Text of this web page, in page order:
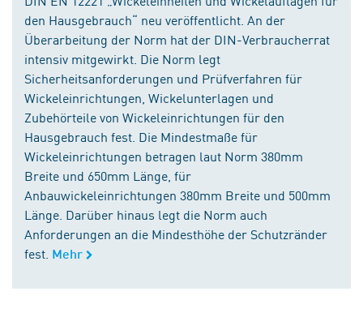
den Hausgebrauch“ neu veröffentlicht. An der
Überarbeitung der Norm hat der DIN-Verbraucherrat
intensiv mitgewirkt. Die Norm legt
Sicherheitsanforderungen und Prüfverfahren für
Wickeleinrichtungen, Wickelunterlagen und
Zubehörteile von Wickeleinrichtungen für den
Hausgebrauch fest. Die Mindestmaße für
Wickeleinrichtungen betragen laut Norm 380mm
Breite und 650mm Länge, für
Anbauwickeleinrichtungen 380mm Breite und 500mm
Länge. Darüber hinaus legt die Norm auch
Anforderungen an die Mindesthöhe der Schutzränder
fest. Mehr